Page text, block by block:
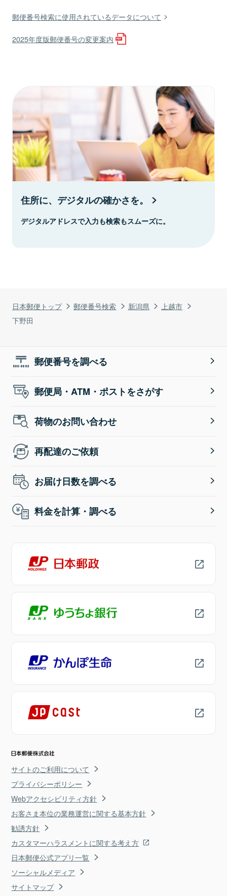
日本郵便トップ 郵便番号検索 新潟県
上越市
下野田
郵便番号検索に使用されているデータについて
2025年度版郵便番号の変更案内
住所に、デジタルの確かさを。
デジタルアドレスで入力も検索もスムーズに。
郵便番号を調べる
郵便局・ATM・ポストをさがす
荷物のお問い合わせ
再配達のご依頼
お届け日数を調べる
料金を計算・調べる
サイトのご利用について
プライバシーポリシー
Webアクセシビリティ方針
お客さま本位の業務運営に関する基本方針
勧誘方針
カスタマーハラスメントに関する考え方
日本郵便公式アプリ一覧
ソーシャルメディア
サイトマップ